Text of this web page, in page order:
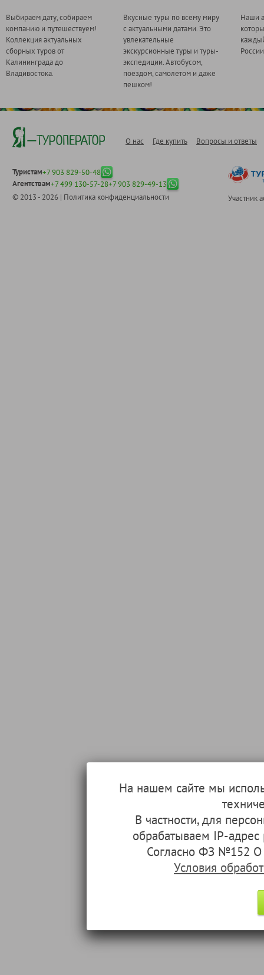
Выбираем дату, собираем
компанию и путешествуем!
Коллекция актуальных
сборных туров от
Калининграда до
Владивостока.
Вкусные туры по всему миру
с актуальными датами. Это
увлекательные
экскурсионные туры и туры-
экспедиции. Автобусом,
поездом, самолетом и даже
пешком!
Наши
О нас Где купить Вопросы и ответы
Туристам+7 903 829-50-48
Агентствам+7 499 130-57-28+7 903 829-49-13
© 2013 - 2026 | Политика конфиденциальности Участник
На нашем сайте мы
В частности, для
обрабатываем IP-
Согласно ФЗ №152 О
Условия